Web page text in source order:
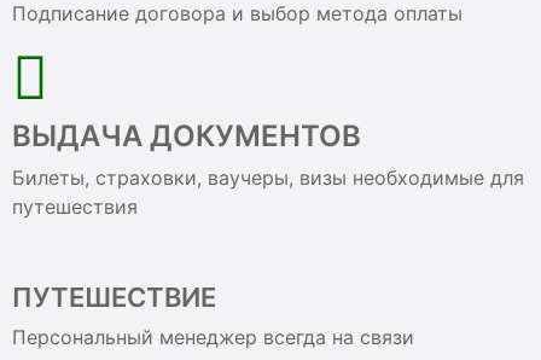
Подписание договора и выбор метода оплаты
ВЫДАЧА ДОКУМЕНТОВ
Билеты, страховки, ваучеры, визы необходимые для
путешествия
ПУТЕШЕСТВИЕ
Персональный менеджер всегда на связи